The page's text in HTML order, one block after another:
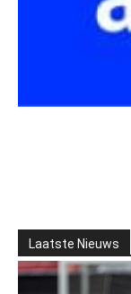
Laatste Nieuws